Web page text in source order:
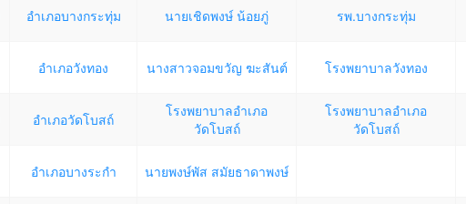
อำเภอบางกระทุ่ม นายเชิดพงษ์ น้อยภู่ รพ.บางกระทุ่ม
อำเภอวังทอง นางสาวจอมขวัญ ฆะสันต์ โรงพยาบาลวังทอง
อำเภอวัดโบสถ์
โรงพยาบาลอำเภอ
วัดโบสถ์
โรงพยาบาลอำเภอ
วัดโบสถ์
อำเภอบางระกำ นายพงษ์พัส สมัยธาดาพงษ์